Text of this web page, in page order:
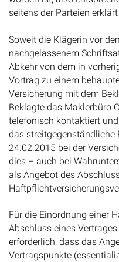
seitens der Parteien
Soweit die Klägerin vor
nachgelassenem
Abkehr von dem in
Vortrag zu einem
Versicherung mit dem
Beklagte das Maklerbüro
telefonisch kontaktiert
das streitgegenständliche
24.02.2015 bei der
dies – auch bei
als Angebot des
Für die Einordnung einer
Abschluss eines
erforderlich, dass das
Vertragspunkte